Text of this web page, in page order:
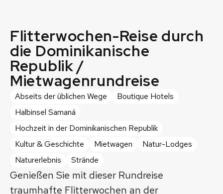
Flitterwochen-Reise durch
die Dominikanische
Republik /
Mietwagenrundreise
Abseits der üblichen Wege
Boutique Hotels
Halbinsel Samaná
Hochzeit in der Dominikanischen Republik
Kultur & Geschichte
Mietwagen
Natur-Lodges
Naturerlebnis
Strände
Genießen Sie mit dieser Rundreise
traumhafte Flitterwochen an der